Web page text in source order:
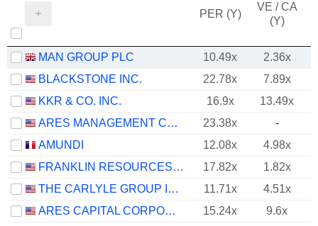
PER (Y)
VE / CA
(Y)
MAN GROUP PLC 10.49x
2.36x
BLACKSTONE INC.
22.78x 7.89x
KKR & CO. INC.
16.9x 13.49x
ARES MANAGEMENT CORPORATION
23.38x
-
AMUNDI
12.08x
4.98x
FRANKLIN RESOURCES, INC.
17.82x
1.82x
THE CARLYLE GROUP INC.
11.71x 4.51x
ARES CAPITAL CORPORATION
15.24x
9.6x